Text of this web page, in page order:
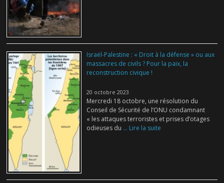
Israël-Palestine : « Droit à la défense » ou aux
massacres de civils ? Pour la paix, la
reconstruction civique !
20 octobre 2023
Mercredi 18 octobre, une résolution du
Conseil de Sécurité de l’ONU condamnant
« les attaques terroristes et prises d’otages
odieuses du ... Lire la suite